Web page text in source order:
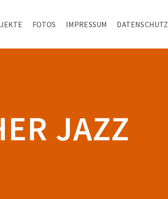
FOTOS IMPRESSUM DATENSCHUTZ
JAZZ